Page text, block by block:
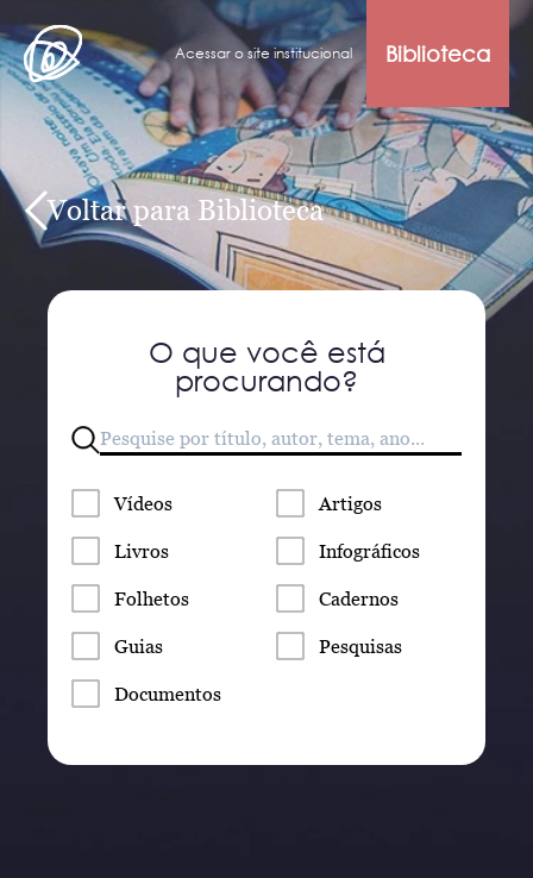
Acessar o site institucional Biblioteca
Voltar para Biblioteca
O que você está
procurando?
Vídeos Artigos
Livros Infográficos
Folhetos Cadernos
Guias Pesquisas
Documentos